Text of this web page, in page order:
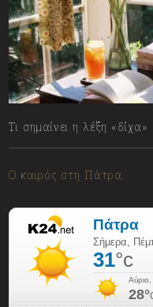
Τι σημαίνει η λέξη «δίχα»
Ο καιρός στη Πάτρα